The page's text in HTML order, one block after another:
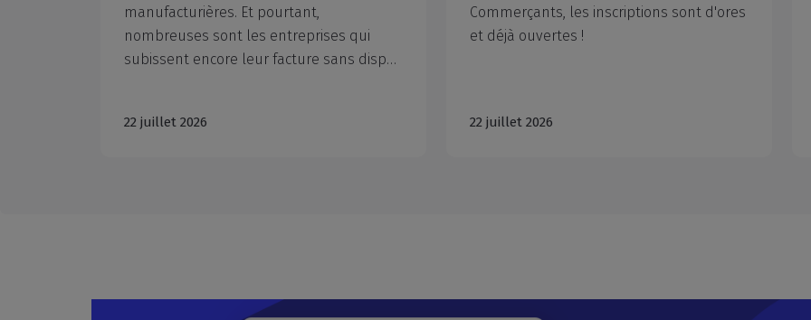
autour de l’entrepreneuriat, la transition
29 juillet 2026
pendant la période estivale. C'est le
moment idéal pour développer les
28 juillet 2026